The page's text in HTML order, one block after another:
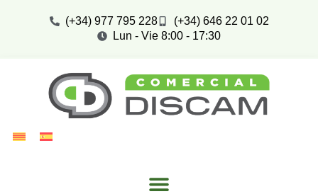
(+34) 977 795 228
(+34) 646 22 01 02
Lun - Vie 8:00 - 17:30